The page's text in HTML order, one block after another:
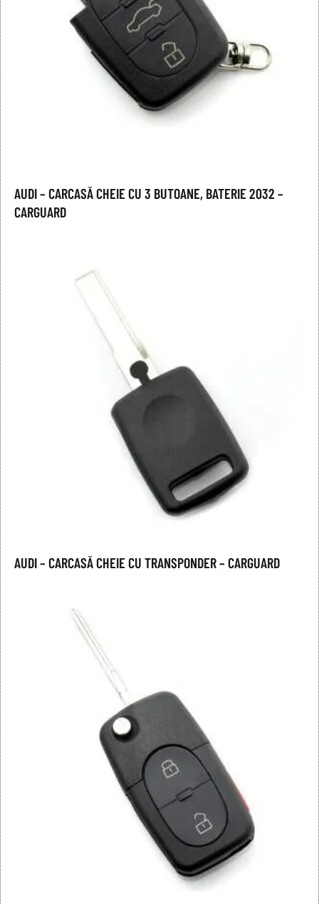
AUDI – CARCASĂ CHEIE CU 3 BUTOANE, BATERIE 2032 –
CARGUARD
AUDI – CARCASĂ CHEIE CU TRANSPONDER – CARGUARD